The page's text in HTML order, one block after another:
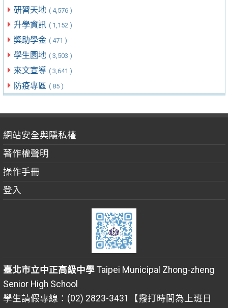
研習天地 ( 4,576 )
升學資訊 ( 1,152 )
獎助學金 ( 471 )
學生園地 ( 3,503 )
來文宣導 ( 3,641 )
防疫專區 ( 85 )
網站安全與隱私權
著作權聲明
操作手冊
登入
臺北市立中正高級中學Taipei Municipal Zhong-zheng
Senior High School
學生請假專線：(02) 2823-3431【撥打時間為上班日